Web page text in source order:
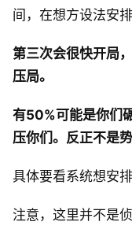
间，在想方设法安排
第三次会很快开局
压局。
有50%可能是你们
压你们。反正不是
具体要看系统想安排
注意，这里并不是